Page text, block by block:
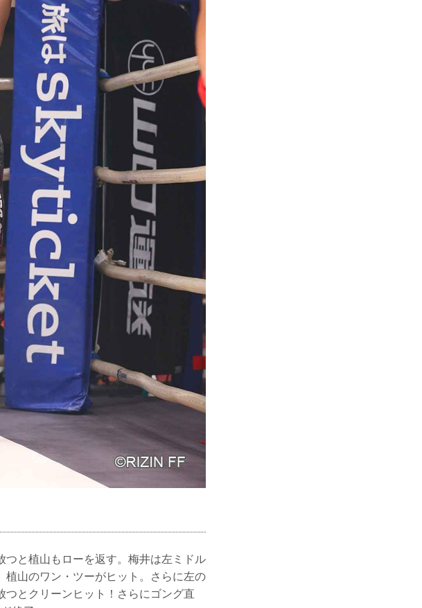
と植山もローを返す。梅井は左ミドル
植山のワン・ツーがヒット。さらに左の
とクリーンヒット！さらにゴング直